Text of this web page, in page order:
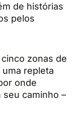
de histórias
pelos
zonas de
repleta
onde
caminho –